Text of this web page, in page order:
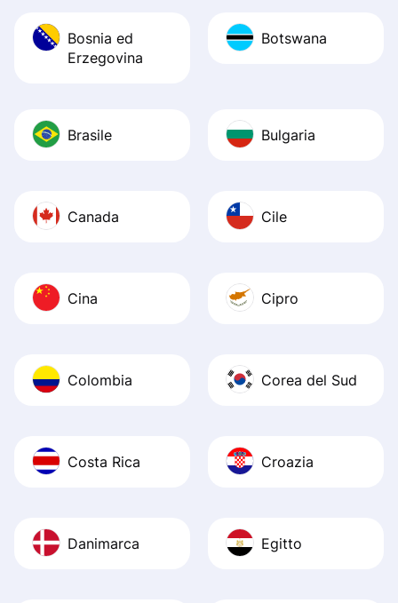
Bosnia ed
Erzegovina
Botswana
Brasile Bulgaria
Canada Cile
Cina Cipro
Colombia Corea del Sud
Costa Rica Croazia
Danimarca Egitto